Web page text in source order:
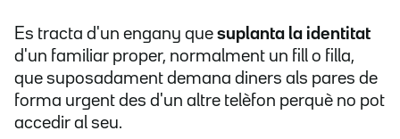
Es tracta d'un engany que suplanta la identitat
d'un familiar proper, normalment un fill o filla,
que suposadament demana diners als pares de
forma urgent des d'un altre telèfon perquè no pot
accedir al seu.